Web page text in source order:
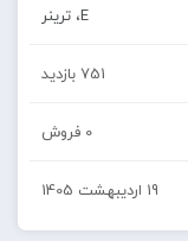
E، ترینر
751 بازدید
0 فروش
19 اردیبهشت 1405